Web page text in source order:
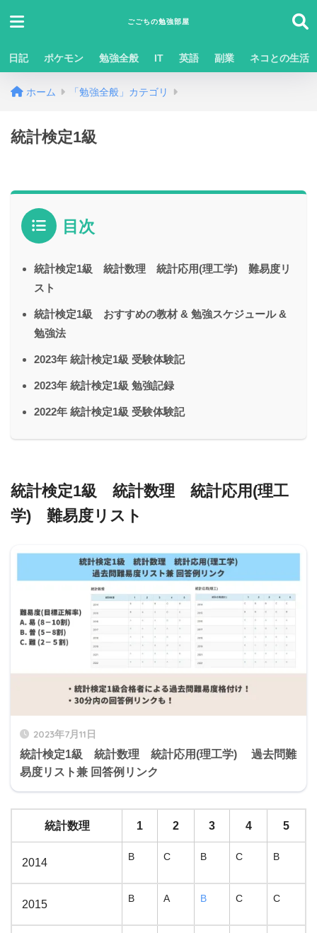
ごごちの勉強部屋
日記 ポケモン 勉強全般 IT 英語 副業 ネコとの生活
ホーム 「勉強全般」カテゴリ
統計検定1級
目次
統計検定1級 統計数理 統計応用(理工学) 難易度リ
スト
統計検定1級 おすすめの教材 & 勉強スケジュール &
勉強法
2023年 統計検定1級 受験体験記
2023年 統計検定1級 勉強記録
2022年 統計検定1級 受験体験記
統計検定1級 統計数理 統計応用(理工
学) 難易度リスト
2023年7月11日
統計検定1級 統計数理 統計応用(理工学) 過去問難
易度リスト兼 回答例リンク
統計数理 1 2 3 4 5
2014 B C B C B
2015 B A B C C